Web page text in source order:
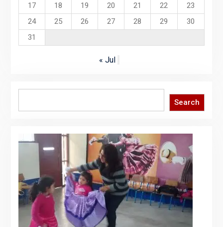
17
18 19 20 21 22
23
24
25 26 27 28 29
30
31
« Jul
Search